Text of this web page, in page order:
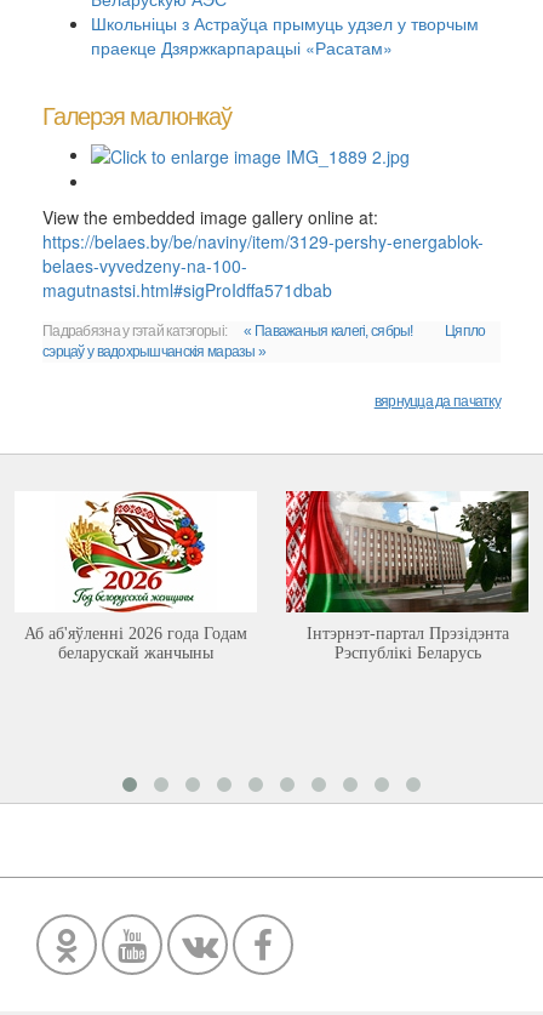
Школьніцы з Астраўца прымуць удзел у творчым
праекце Дзяржкарпарацыі «Расатам»
Галерэя малюнкаў
View the embedded image gallery online at:
https://belaes.by/be/naviny/item/3129-pershy-energablok-
belaes-vyvedzeny-na-100-
magutnastsi.html#sigProIdffa571dbab
Падрабязна у гэтай катэгорыі: « Паважаныя калегі, сябры!
Цяпло
сэрцаў у вадохрышчанскія маразы »
вярнуцца да пачатку
Аб аб'яўленні 2026 года Годам
беларускай жанчыны
Інтэрнэт-партал Прэзідэнта
Рэспублікі Беларусь